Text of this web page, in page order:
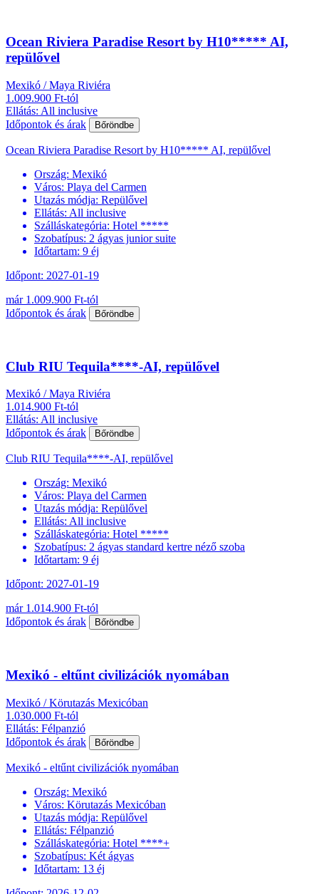
Ocean Riviera Paradise Resort by H10***** AI,
repülővel
Mexikó / Maya Riviéra
1.009.900 Ft-tól
Ellátás: All inclusive
Időpontok és árak
Bőröndbe
Ocean Riviera Paradise Resort by H10***** AI, repülővel
Ország: Mexikó
Város: Playa del Carmen
Utazás módja: Repülővel
Ellátás: All inclusive
Szálláskategória: Hotel *****
Szobatípus: 2 ágyas junior suite
Időtartam: 9 éj
Időpont: 2027-01-19
már 1.009.900 Ft-tól
Időpontok és árak
Bőröndbe
Club RIU Tequila****-AI, repülővel
Mexikó / Maya Riviéra
1.014.900 Ft-tól
Ellátás: All inclusive
Időpontok és árak
Bőröndbe
Club RIU Tequila****-AI, repülővel
Ország: Mexikó
Város: Playa del Carmen
Utazás módja: Repülővel
Ellátás: All inclusive
Szálláskategória: Hotel *****
Szobatípus: 2 ágyas standard kertre néző szoba
Időtartam: 9 éj
Időpont: 2027-01-19
már 1.014.900 Ft-tól
Időpontok és árak
Bőröndbe
Mexikó - eltűnt civilizációk nyomában
Mexikó / Körutazás Mexicóban
1.030.000 Ft-tól
Ellátás: Félpanzió
Időpontok és árak
Bőröndbe
Mexikó - eltűnt civilizációk nyomában
Ország: Mexikó
Város: Körutazás Mexicóban
Utazás módja: Repülővel
Ellátás: Félpanzió
Szálláskategória: Hotel ****+
Szobatípus: Két ágyas
Időtartam: 13 éj